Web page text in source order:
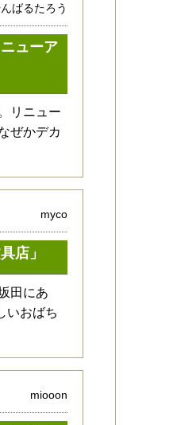
ばるたろう
ューア
リニュー
ぜかデカ
myco
店」
田にあ
いおばち
miooon